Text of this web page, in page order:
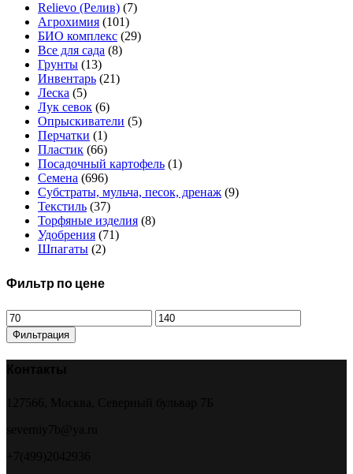
Relievo (Релив) (7)
Агрохимия (101)
БИО комплекс (29)
Все для сада (8)
Грунты (13)
Инвентарь (21)
Леска (5)
Лук севок (6)
Опрыскиватели (5)
Перчатки (1)
Пластик (66)
Посадочный картофель (1)
Семена (696)
Субстраты, мульча, песок, дренаж (9)
Текстиль (37)
Торфяные изделия (8)
Удобрения (71)
Шпагаты (2)
Фильтр по цене
Минимальная
цена
Максимальная
цена
Фильтрация